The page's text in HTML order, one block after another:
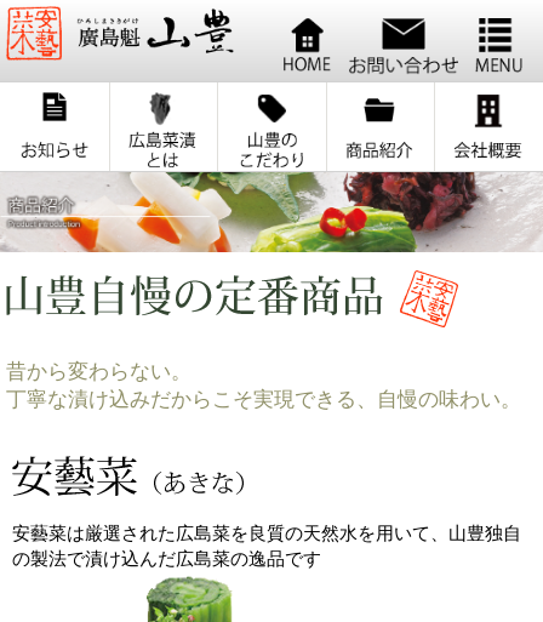
昔から変わらない。
丁寧な漬け込みだからこそ実現できる、自慢の味わい。
安藝菜は厳選された広島菜を良質の天然水を用いて、山豊独自
の製法で漬け込んだ広島菜の逸品です